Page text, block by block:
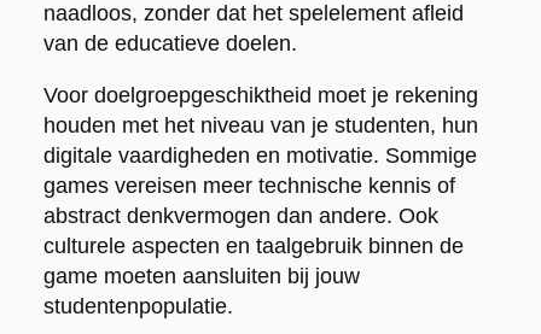
naadloos, zonder dat het spelelement afleid
van de educatieve doelen.
Voor doelgroepgeschiktheid moet je rekening
houden met het niveau van je studenten, hun
digitale vaardigheden en motivatie. Sommige
games vereisen meer technische kennis of
abstract denkvermogen dan andere. Ook
culturele aspecten en taalgebruik binnen de
game moeten aansluiten bij jouw
studentenpopulatie.